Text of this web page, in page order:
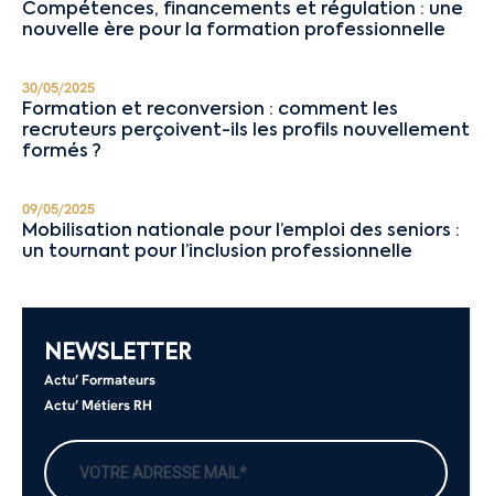
Compétences, financements et régulation : une
nouvelle ère pour la formation professionnelle
30/05/2025
Formation et reconversion : comment les
recruteurs perçoivent-ils les profils nouvellement
formés ?
09/05/2025
Mobilisation nationale pour l’emploi des seniors :
un tournant pour l’inclusion professionnelle
NEWSLETTER
Actu’ Formateurs
Actu’ Métiers RH